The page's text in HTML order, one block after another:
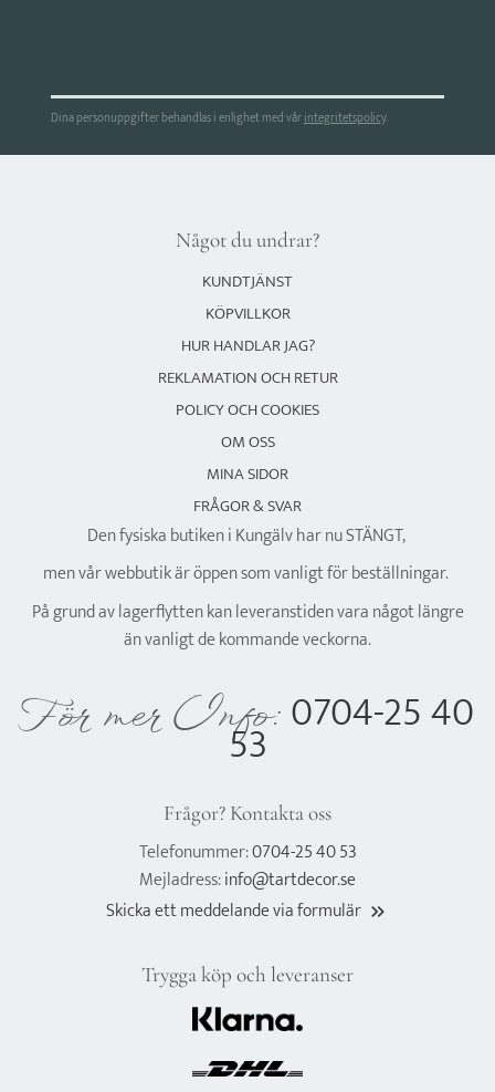
Dina personuppgifter behandlas i enlighet med vårintegritetspolicy.
Något du undrar?
KUNDTJÄNST
KÖPVILLKOR
HUR HANDLAR JAG?
REKLAMATION OCH RETUR
POLICY OCH COOKIES
OM OSS
MINA SIDOR
FRÅGOR & SVAR
Den fysiska butiken i Kungälv har nu STÄNGT,
men vår webbutik är öppen som vanligt för beställningar.
På grund av lagerflytten kan leveranstiden vara något längre
än vanligt de kommande veckorna.
För mer Info: 0704-25 40
53
Frågor? Kontakta oss
Telefonummer:0704-25 40 53
Mejladress:info@tartdecor.se
Skicka ett meddelande via formulär keyboard_double_arrow_right
Trygga köp och leveranser